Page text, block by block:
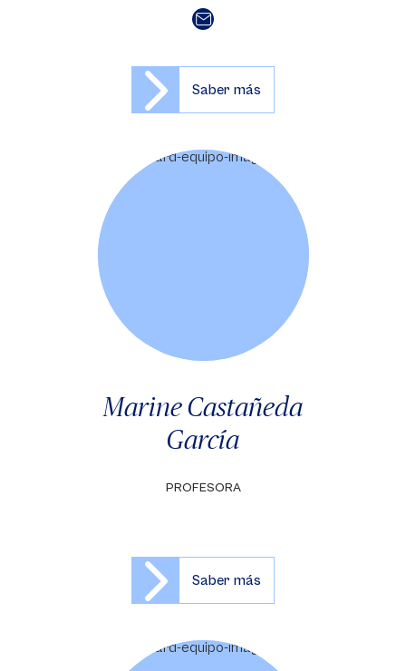
Saber más
Marine Castañeda
García
PROFESORA
Saber más